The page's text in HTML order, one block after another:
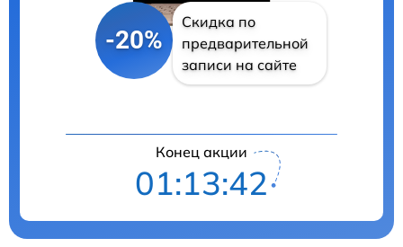
-20%
Скидка по
предварительной
записи на сайте
Конец акции
01:13:41